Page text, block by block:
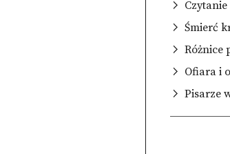
Śmierć
Różnice
Ofiara i
Pisarze